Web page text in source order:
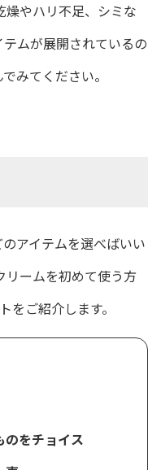
燥やハリ不足、シミな
ムが展開されているの
みてください。
アイテムを選べばいい
リームを初めて使う方
をご紹介します。
のをチョイス